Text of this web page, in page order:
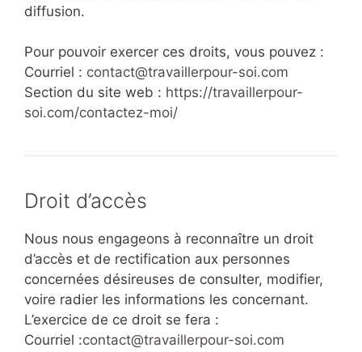
diffusion.
Pour pouvoir exercer ces droits, vous pouvez :
Courriel : contact@travaillerpour-soi.com
Section du site web : https://travaillerpour-
soi.com/contactez-moi/
Droit d’accès
Nous nous engageons à reconnaître un droit
d’accès et de rectification aux personnes
concernées désireuses de consulter, modifier,
voire radier les informations les concernant.
L’exercice de ce droit se fera :
Courriel :contact@travaillerpour-soi.com